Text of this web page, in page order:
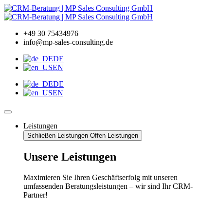
Zum
Inhalt
+49 30 75434976
info@mp-sales-consulting.de
DE
EN
DE
EN
Leistungen
Schließen Leistungen Offen Leistungen
Unsere Leistungen
Maximieren Sie Ihren Geschäftserfolg mit unseren
umfassenden Beratungsleistungen – wir sind Ihr CRM-
Partner!